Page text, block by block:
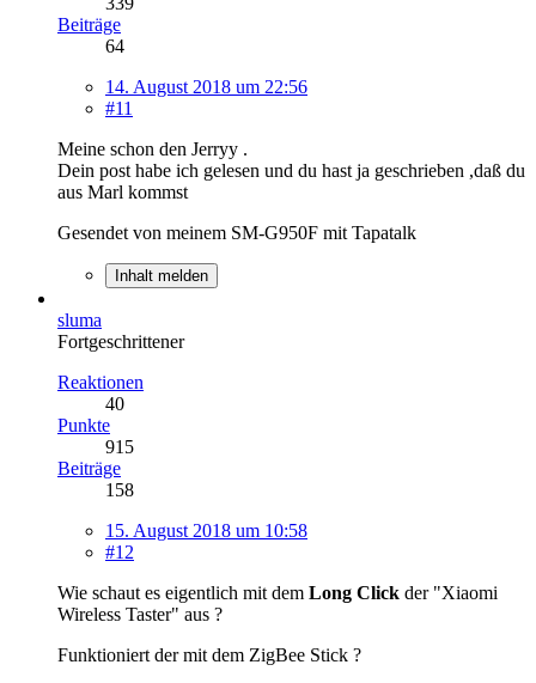
Beiträge
64
14. August 2018 um 22:56
#11
Meine schon den Jerryy .
Dein post habe ich gelesen und du hast ja geschrieben ,daß du
aus Marl kommst
Gesendet von meinem SM-G950F mit Tapatalk
Inhalt melden
sluma
Fortgeschrittener
Reaktionen
40
Punkte
915
Beiträge
158
15. August 2018 um 10:58
#12
Wie schaut es eigentlich mit dem Long Click der "Xiaomi
Wireless Taster" aus ?
Funktioniert der mit dem ZigBee Stick ?